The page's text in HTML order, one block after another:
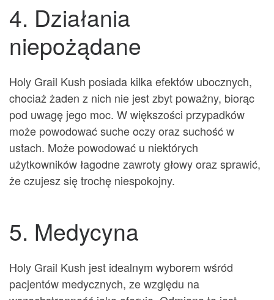
4. Działania
niepożądane
Holy Grail Kush posiada kilka efektów ubocznych,
chociaż żaden z nich nie jest zbyt poważny, biorąc
pod uwagę jego moc. W większości przypadków
może powodować suche oczy oraz suchość w
ustach. Może powodować u niektórych
użytkowników łagodne zawroty głowy oraz sprawić,
że czujesz się trochę niespokojny.
5. Medycyna
Holy Grail Kush jest idealnym wyborem wśród
pacjentów medycznych, ze względu na